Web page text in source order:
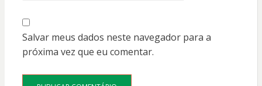
Salvar meus dados neste navegador para a
próxima vez que eu comentar.